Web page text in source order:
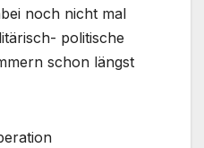
noch nicht mal
politische
schon längst